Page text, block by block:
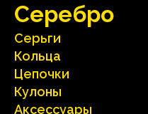
Серебрo
Серьги
Кольца
Цепочки
Кулоны
Аксесcуары